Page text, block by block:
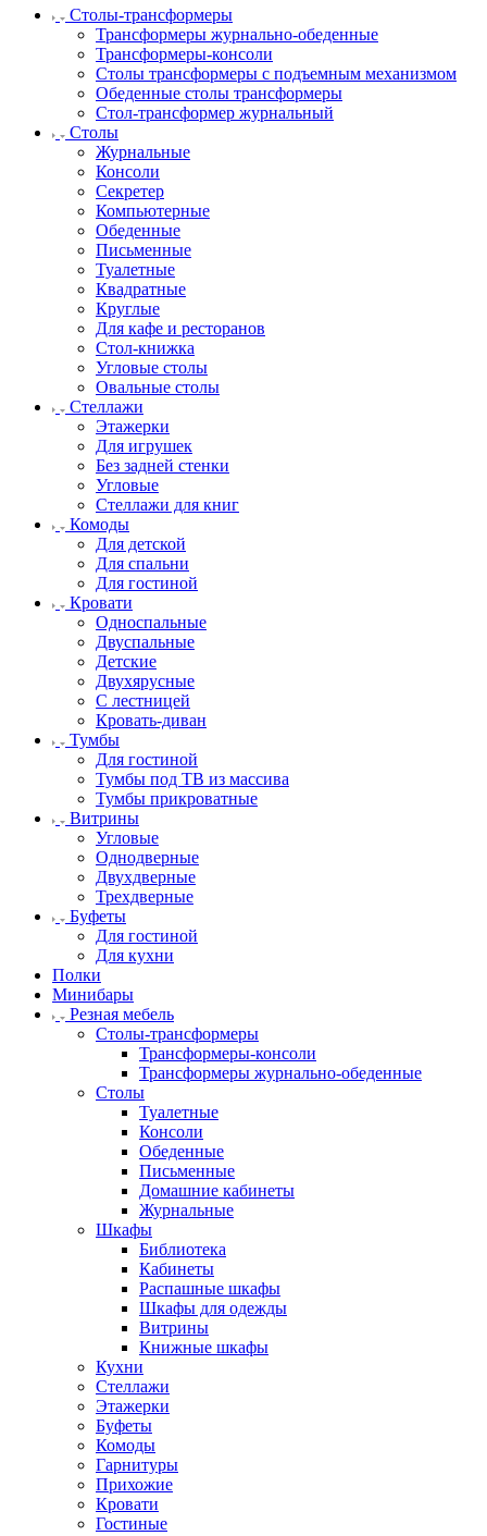
Столы-трансформеры
Трансформеры журнально-обеденные
Трансформеры-консоли
Столы трансформеры с подъемным механизмом
Обеденные столы трансформеры
Стол-трансформер журнальный
Столы
Журнальные
Консоли
Секретер
Компьютерные
Обеденные
Письменные
Туалетные
Квадратные
Круглые
Для кафе и ресторанов
Стол-книжка
Угловые столы
Овальные столы
Стеллажи
Этажерки
Для игрушек
Без задней стенки
Угловые
Стеллажи для книг
Комоды
Для детской
Для спальни
Для гостиной
Кровати
Односпальные
Двуспальные
Детские
Двухярусные
С лестницей
Кровать-диван
Тумбы
Для гостиной
Тумбы под ТВ из массива
Тумбы прикроватные
Витрины
Угловые
Однодверные
Двухдверные
Трехдверные
Буфеты
Для гостиной
Для кухни
Полки
Минибары
Резная мебель
Столы-трансформеры
Трансформеры-консоли
Трансформеры журнально-обеденные
Столы
Туалетные
Консоли
Обеденные
Письменные
Домашние кабинеты
Журнальные
Шкафы
Библиотека
Кабинеты
Распашные шкафы
Шкафы для одежды
Витрины
Книжные шкафы
Кухни
Стеллажи
Этажерки
Буфеты
Комоды
Гарнитуры
Прихожие
Кровати
Гостиные